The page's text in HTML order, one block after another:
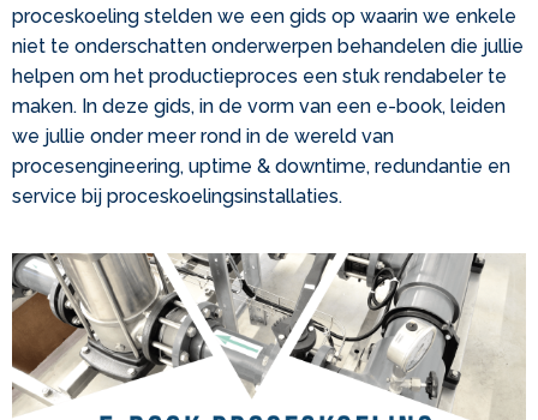
proceskoeling stelden we een gids op waarin we enkele
niet te onderschatten onderwerpen behandelen die jullie
helpen om het productieproces een stuk rendabeler te
maken. In deze gids, in de vorm van een e-book, leiden
we jullie onder meer rond in de wereld van
procesengineering, uptime & downtime, redundantie en
service bij proceskoelingsinstallaties.